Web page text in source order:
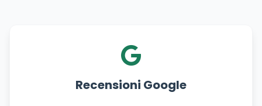
Recensioni Google